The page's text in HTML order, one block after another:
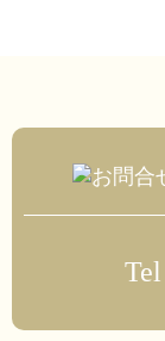
Tel